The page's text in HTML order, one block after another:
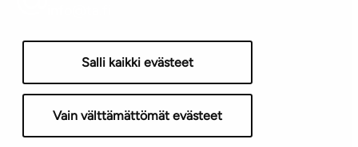
Salli kaikki evästeet
Vain välttämättömät evästeet